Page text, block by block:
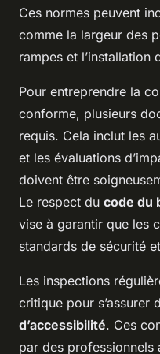
Ces normes peuvent
comme la largeur des
rampes et l’installation
Pour entreprendre la
conforme, plusieurs
requis. Cela inclut les
et les évaluations
doivent être
Le respect du code du
vise à garantir que les
standards de sécurité
Les inspections
critique pour s’assurer
d’accessibilité. Ces
par des